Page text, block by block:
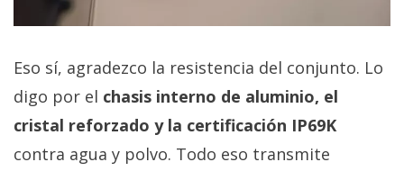
Eso sí, agradezco la resistencia del conjunto. Lo
digo por el chasis interno de aluminio, el
cristal reforzado y la certificación IP69K
contra agua y polvo. Todo eso transmite